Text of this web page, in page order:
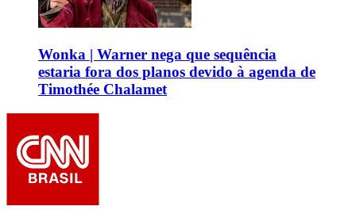
Wonka | Warner nega que sequência
estaria fora dos planos devido à agenda de
Timothée Chalamet